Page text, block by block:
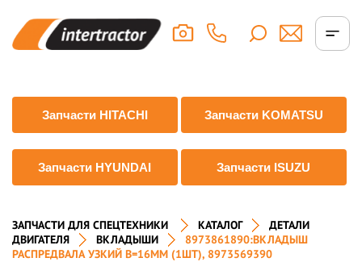
Запчасти HITACHI Запчасти KOMATSU
Запчасти HYUNDAI Запчасти ISUZU
ЗАПЧАСТИ ДЛЯ СПЕЦТЕХНИКИ КАТАЛОГ
ДЕТАЛИ
ДВИГАТЕЛЯ
ВКЛАДЫШИ
8973861890:ВКЛАДЫШ
РАСПРЕДВАЛА УЗКИЙ B=16ММ (1ШТ), 8973569390